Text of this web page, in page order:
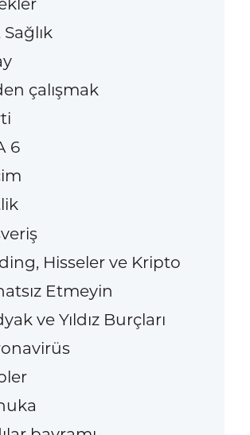
Sağlık
çalışmak
6
Hisseler ve Kripto
Etmeyin
ve Yıldız Burçları